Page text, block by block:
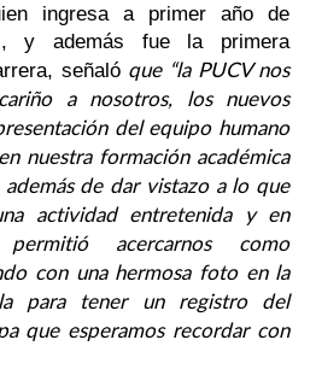
ingresa a primer año de
y además fue la primera
señaló que “la PUCV nos
a nosotros, los nuevos
del equipo humano
nuestra formación académica
de dar vistazo a lo que
actividad entretenida y en
acercarnos como
con una hermosa foto en la
para tener un registro del
que esperamos recordar con